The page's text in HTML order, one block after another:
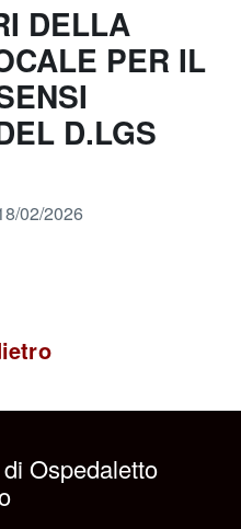
DELLA
PER IL
D.LGS
02/2026
Ospedaletto